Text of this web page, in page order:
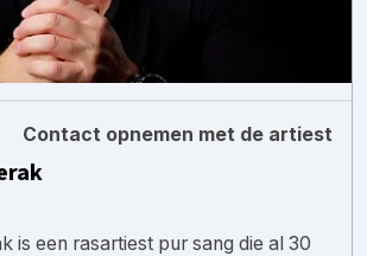
Contact opnemen met de artiest
is een rasartiest pur sang die al 30